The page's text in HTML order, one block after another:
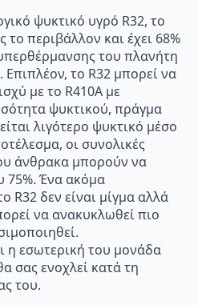
ψυκτικό υγρό R32, το
το περιβάλλον και έχει 68%
του πλανήτη
Επιπλέον, το R32 μπορεί να
με το R410A με
ψυκτικού, πράγμα
λιγότερο ψυκτικό μέσο
οι συνολικές
άνθρακα μπορούν να
75%. Ένα ακόμα
R32 δεν είναι μίγμα αλλά
να ανακυκλωθεί πιο
η εσωτερική του μονάδα
σας ενοχλεί κατά τη
του.